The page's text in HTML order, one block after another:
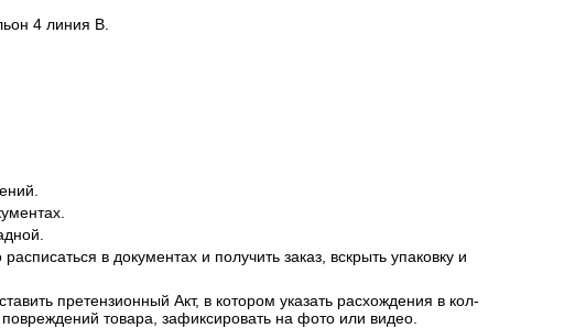
4 линия В.
в документах и получить заказ, вскрыть упаковку и
претензионный Акт, в котором указать расхождения в кол-
товара, зафиксировать на фото или видео.